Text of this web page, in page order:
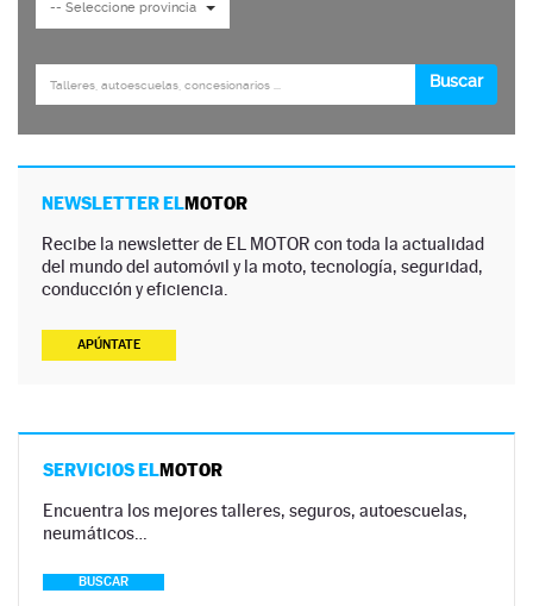
NEWSLETTER ELMOTOR
Recibe la newsletter de EL MOTOR con toda la actualidad
del mundo del automóvil y la moto, tecnología, seguridad,
conducción y eficiencia.
APÚNTATE
SERVICIOS ELMOTOR
Encuentra los mejores talleres, seguros, autoescuelas,
neumáticos…
BUSCAR